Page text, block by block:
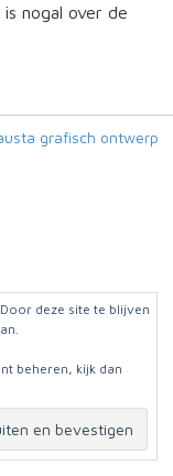
nogal over de
grafisch ontwerp
deze site te blijven
beheren, kijk dan